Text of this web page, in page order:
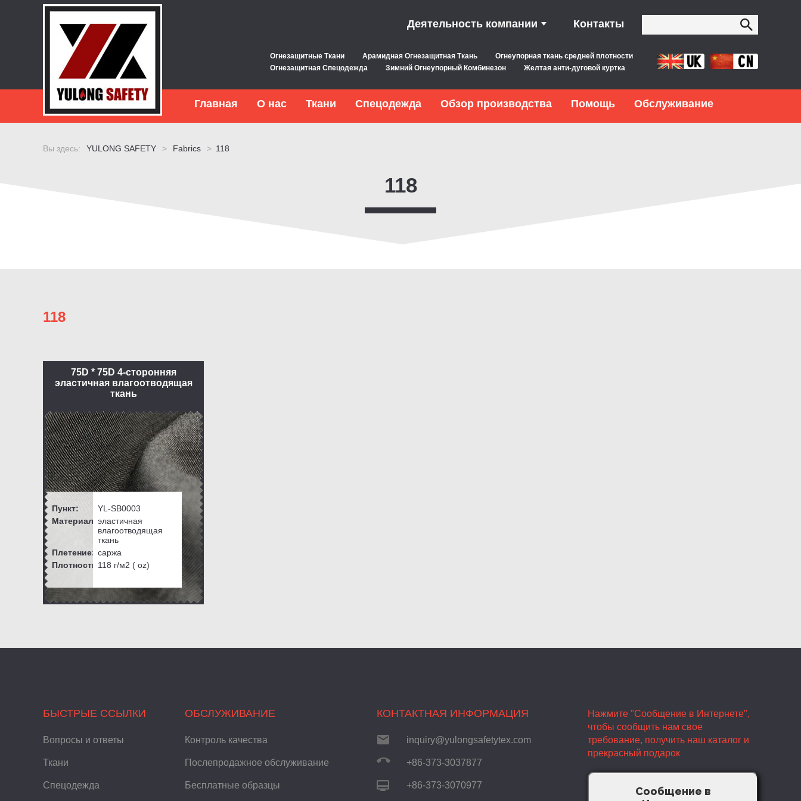
Деятельность компании Контакты
Огнезащитные Ткани Арамидная Огнезащитная Ткань
Огнеупорная ткань средней плотности
Огнезащитная Спецодежда
Зимний Огнеупорный Комбинезон Желтая анти-дуговой куртка
Главная О нас Ткани Спецодежда Обзор производства Помощь Обслуживание
Вы здесь: YULONG SAFETY > Fabrics > 118
118
118
75D * 75D 4-сторонняя
эластичная влагоотводящая
ткань
Пункт:
YL-SB0003
Материал: эластичная
влагоотводящая
ткань
Плетение: саржа
Плотность:118 г/м2 ( oz)
БЫСТРЫЕ ССЫЛКИ
Вопросы и ответы
Ткани
Спецодежда
ОБСЛУЖИВАНИЕ
Контроль качества
Послепродажное обслуживание
Бесплатные образцы
КОНТАКТНАЯ ИНФОРМАЦИЯ
inquiry@yulongsafetytex.com
+86-373-3037877
+86-373-3070977
Нажмите "Сообщение в Интернете",
чтобы сообщить нам свое
требование, получить наш каталог и
прекрасный подарок
Сообщение в